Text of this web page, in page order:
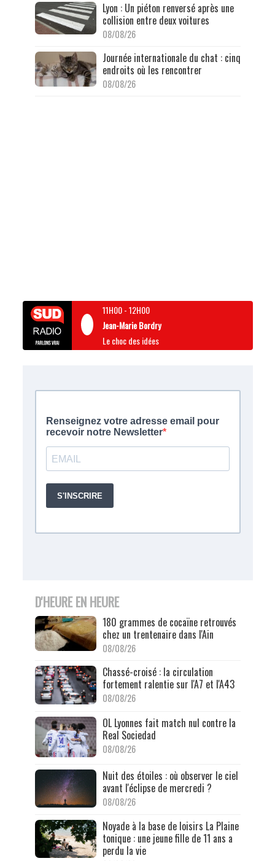
Lyon : Un piéton renversé après une
collision entre deux voitures
08/08/26
Journée internationale du chat : cinq
endroits où les rencontrer
08/08/26
11H00-12H00
Jean-Marie Bordry
Le choc des idées
D'HEURE EN HEURE
180 grammes de cocaïne retrouvés
chez un trentenaire dans l'Ain
08/08/26
Chassé-croisé : la circulation
fortement ralentie sur l'A7 et l'A43
08/08/26
OL Lyonnes fait match nul contre la
Real Sociedad
08/08/26
Nuit des étoiles : où observer le ciel
avant l'éclipse de mercredi ?
08/08/26
Noyade à la base de loisirs La Plaine
tonique : une jeune fille de 11 ans a
perdu la vie